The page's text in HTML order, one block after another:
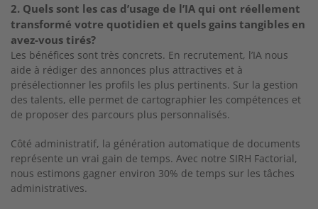
2. Quels sont les cas d’usage de l’IA qui ont réellement
transformé votre quotidien et quels gains tangibles en
avez-vous tirés?
Les bénéfices sont très concrets. En recrutement, l’IA nous
aide à rédiger des annonces plus attractives et à
présélectionner les profils les plus pertinents. Sur la gestion
des talents, elle permet de cartographier les compétences et
de proposer des parcours plus personnalisés.
Côté administratif, la génération automatique de documents
représente un vrai gain de temps. Avec notre SIRH Factorial,
nous estimons gagner environ 30% de temps sur les tâches
administratives.